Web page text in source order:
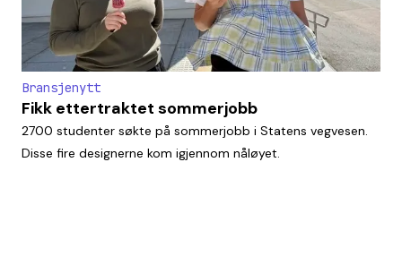
Bransjenytt
Fikk ettertraktet sommerjobb
2700 studenter søkte på sommerjobb i Statens vegvesen.
Disse fire designerne kom igjennom nåløyet.